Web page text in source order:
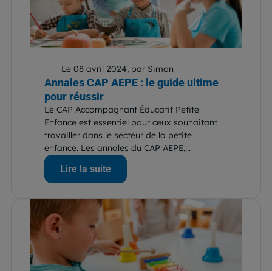
Le 08 avril 2024, par Simon
Annales CAP AEPE : le guide ultime
pour réussir
Le CAP Accompagnant Éducatif Petite
Enfance est essentiel pour ceux souhaitant
travailler dans le secteur de la petite
enfance. Les annales du CAP AEPE,...
Lire la suite